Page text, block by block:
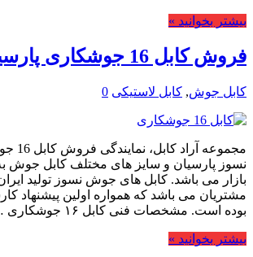
بیشتر بخوانید »
فروش کابل 16 جوشکاری پارسیان
کابل جوش, کابل لاستیکی 0
نسوز پارسیان و سایز های مختلف کابل جوش
بازار می باشد. کابل های جوش نسوز تولید
مشتریان می باشد که همواره اولین پیشنهاد
بوده است. مشخصات فنی کابل ۱۶ جوشکاری …
بیشتر بخوانید »